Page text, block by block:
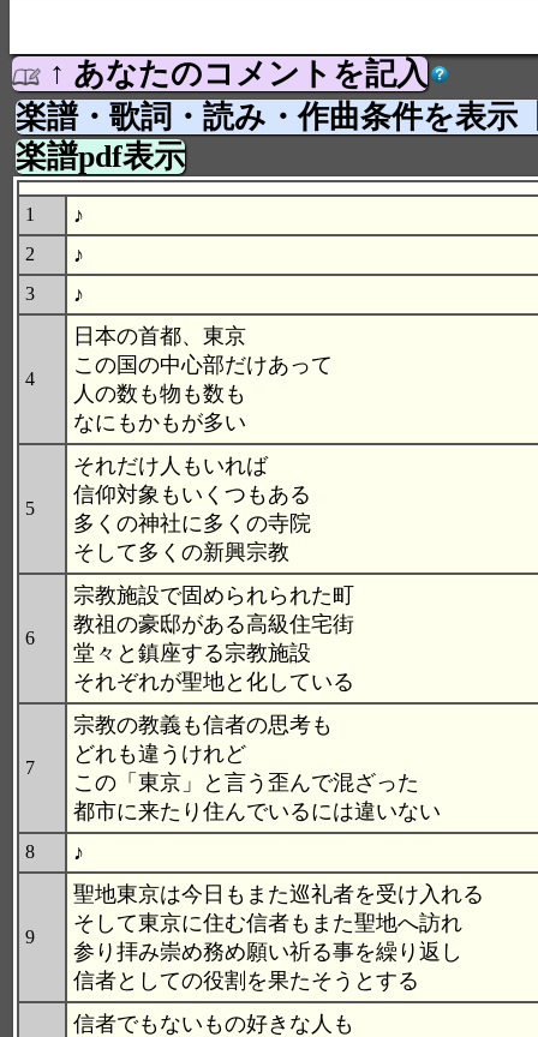
↑ あなたのコメントを記入
楽譜・歌詞・読み・作曲条件を表示
楽譜pdf表示
1 ♪
2 ♪
3 ♪
4
日本の首都、東京
この国の中心部だけあって
人の数も物も数も
なにもかもが多い
5
それだけ人もいれば
信仰対象もいくつもある
多くの神社に多くの寺院
そして多くの新興宗教
6
宗教施設で固められられた町
教祖の豪邸がある高級住宅街
堂々と鎮座する宗教施設
それぞれが聖地と化している
7
宗教の教義も信者の思考も
どれも違うけれど
この「東京」と言う歪んで混ざった
都市に来たり住んでいるには違いない
8 ♪
9
聖地東京は今日もまた巡礼者を受け入れる
そして東京に住む信者もまた聖地へ訪れ
参り拝み崇め務め願い祈る事を繰り返し
信者としての役割を果たそうとする
信者でもないもの好きな人も